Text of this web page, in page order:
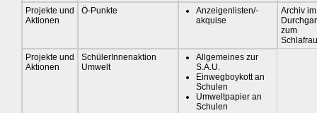
Projekte und
Aktionen
Ö-Punkte
Anzeigenlisten/-
akquise
Archiv im
zum
Projekte und
Aktionen
SchülerInnenaktion
Umwelt
Allgemeines zur
S.A.U.
Einwegboykott an
Schulen
Umweltpapier an
Schulen